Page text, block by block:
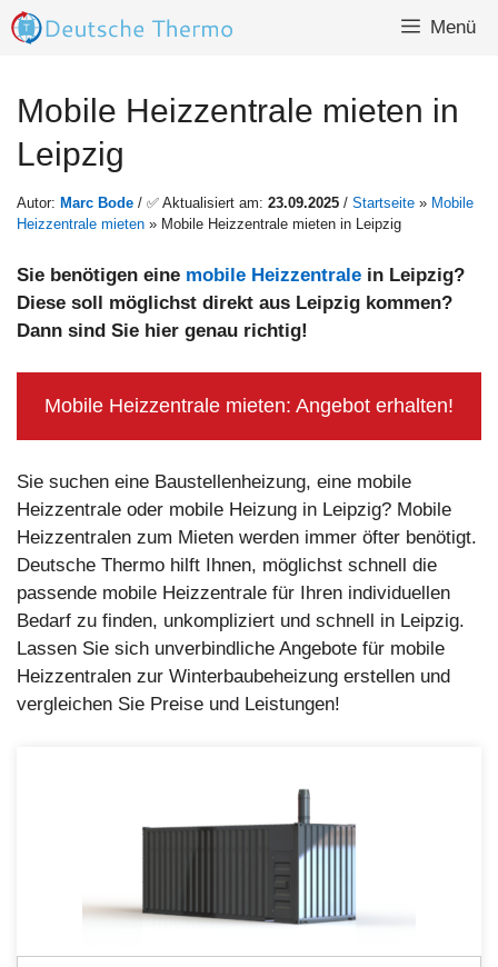
Zum
Inhalt
Menü
Mobile Heizzentrale mieten in
Leipzig
Autor: Marc Bode / ✅ Aktualisiert am: 23.09.2025 / Startseite » Mobile
Heizzentrale mieten » Mobile Heizzentrale mieten in Leipzig
Sie benötigen eine mobile Heizzentrale in Leipzig?
Diese soll möglichst direkt aus Leipzig kommen?
Dann sind Sie hier genau richtig!
Mobile Heizzentrale mieten: Angebot erhalten!
Sie suchen eine Baustellenheizung, eine mobile
Heizzentrale oder mobile Heizung in Leipzig? Mobile
Heizzentralen zum Mieten werden immer öfter benötigt.
Deutsche Thermo hilft Ihnen, möglichst schnell die
passende mobile Heizzentrale für Ihren individuellen
Bedarf zu finden, unkompliziert und schnell in Leipzig.
Lassen Sie sich unverbindliche Angebote für mobile
Heizzentralen zur Winterbaubeheizung erstellen und
vergleichen Sie Preise und Leistungen!